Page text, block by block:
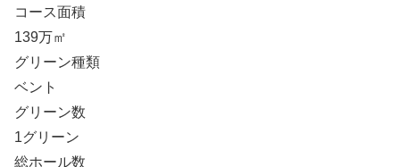
コース面積
139万㎡
グリーン種類
ベント
グリーン数
1グリーン
総ホール数